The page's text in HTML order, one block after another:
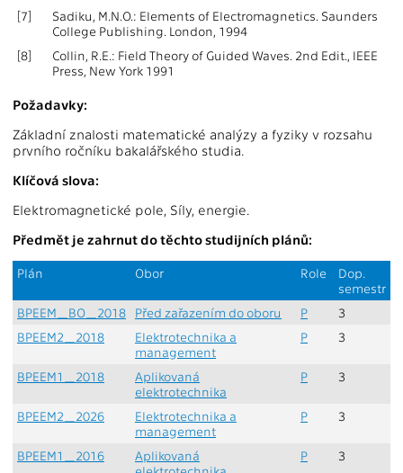
[7]
Sadiku, M.N.O.: Elements of Electromagnetics. Saunders
College Publishing. London, 1994
[8]
Collin, R.E.: Field Theory of Guided Waves. 2nd Edit., IEEE
Press, New York 1991
Požadavky:
Základní znalosti matematické analýzy a fyziky v rozsahu
prvního ročníku bakalářského studia.
Klíčová slova:
Elektromagnetické pole, Síly, energie.
Předmět je zahrnut do těchto studijních plánů:
Plán Obor Role
Dop.
semestr
BPEEM_BO_2018
Před zařazením do oboru P
3
BPEEM2_2018
Elektrotechnika a
management
P 3
BPEEM1_2018
Aplikovaná
elektrotechnika
P 3
BPEEM2_2026
Elektrotechnika a
management
P 3
BPEEM1_2016
Aplikovaná
P 3